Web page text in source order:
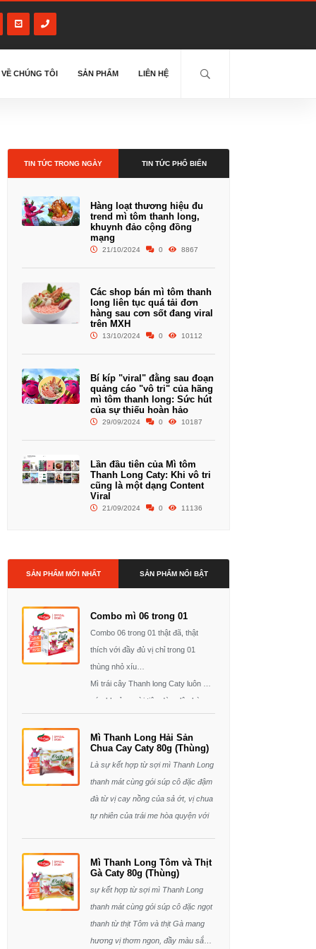
VỀ CHÚNG TÔI SẢN PHẨM LIÊN HỆ
TIN TỨC TRONG NGÀY TIN TỨC PHỔ BIẾN
Hàng loạt thương hiệu đu
trend mì tôm thanh long,
khuynh đảo cộng đồng
mạng
21/10/2024 0 8867
Các shop bán mì tôm thanh
long liên tục quá tải đơn
hàng sau cơn sốt đang viral
trên MXH
13/10/2024 0 10112
Bí kíp "viral" đằng sau đoạn
quảng cáo "vô tri" của hãng
mì tôm thanh long: Sức hút
của sự thiếu hoàn hảo
29/09/2024 0 10187
Lần đầu tiên của Mì tôm
Thanh Long Caty: Khi vô tri
cũng là một dạng Content
Viral
21/09/2024 0 11136
SẢN PHẨM MỚI NHẤT SẢN PHẨM NỔI BẬT
Combo mì 06 trong 01
Combo 06 trong 01 thật đã, thật
thích với đầy đủ vị chỉ trong 01
thùng nhỏ xíu…
Mì trái cây Thanh long Caty luôn đặt
sức khoẻ người tiêu dùng lên hàng
mà còn nâng cao sức đề kháng,
thêm nhiều lợi ích cho sức khoẻ,
dinh dưỡng từ trái Thanh long cung
cấp thêm vitamin A & C, sắt, canxi,
chất xơ cho cơ thể sảng khoái mỗi
ngày…
Mì Thanh Long Hải Sản
Chua Cay Caty 80g (Thùng)
Là sự kết hợp từ sợi mì Thanh Long
thanh mát cùng gói súp cô đặc đậm
đà từ vị cay nồng của sả ớt, vị chua
tự nhiên của trái me hòa quyện với
Thanh Long Caty Hải Sản Chua
Mì Thanh Long Tôm và Thịt
Gà Caty 80g (Thùng)
sự kết hợp từ sợi mì Thanh Long
thanh mát cùng gói súp cô đặc ngọt
thanh từ thịt Tôm và thịt Gà mang
hương vị thơm ngon, đầy màu sắc.